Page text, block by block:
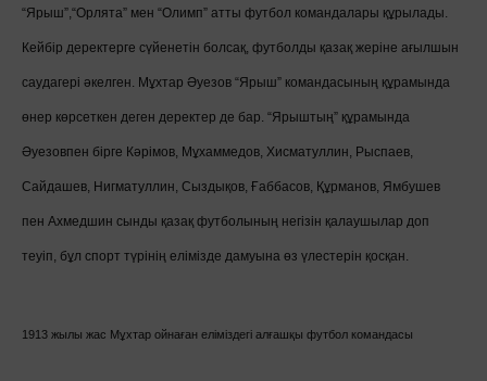
“Ярыш”,“Орлята” мен “Олимп” атты футбол командалары құрылады.
Кейбір деректерге сүйенетін болсақ, футболды қазақ жеріне ағылшын
саудагері әкелген. Мұхтар Әуезов “Ярыш” командасының құрамында
өнер көрсеткен деген деректер де бар. “Ярыштың” құрамында
Әуезовпен бірге Кәрімов, Мұхаммедов, Хисматуллин, Рыспаев,
Сайдашев, Нигматуллин, Сыздықов, Ғаббасов, Құрманов, Ямбушев
пен Ахмедшин сынды қазақ футболының негізін қалаушылар доп
теуіп, бұл спорт түрінің елімізде дамуына өз үлестерін қосқан.
1913 жылы жас Мұхтар ойнаған еліміздегі алғашқы футбол командасы